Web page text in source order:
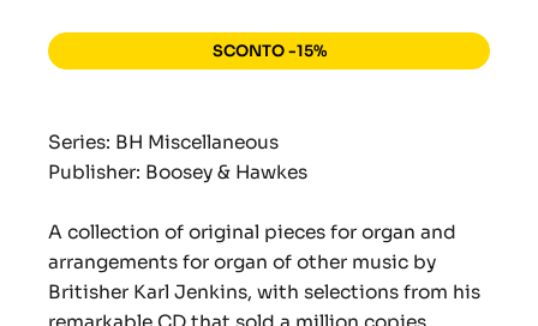
SCONTO -15%
Series: BH Miscellaneous
Publisher: Boosey & Hawkes
A collection of original pieces for organ and
arrangements for organ of other music by
Britisher Karl Jenkins, with selections from his